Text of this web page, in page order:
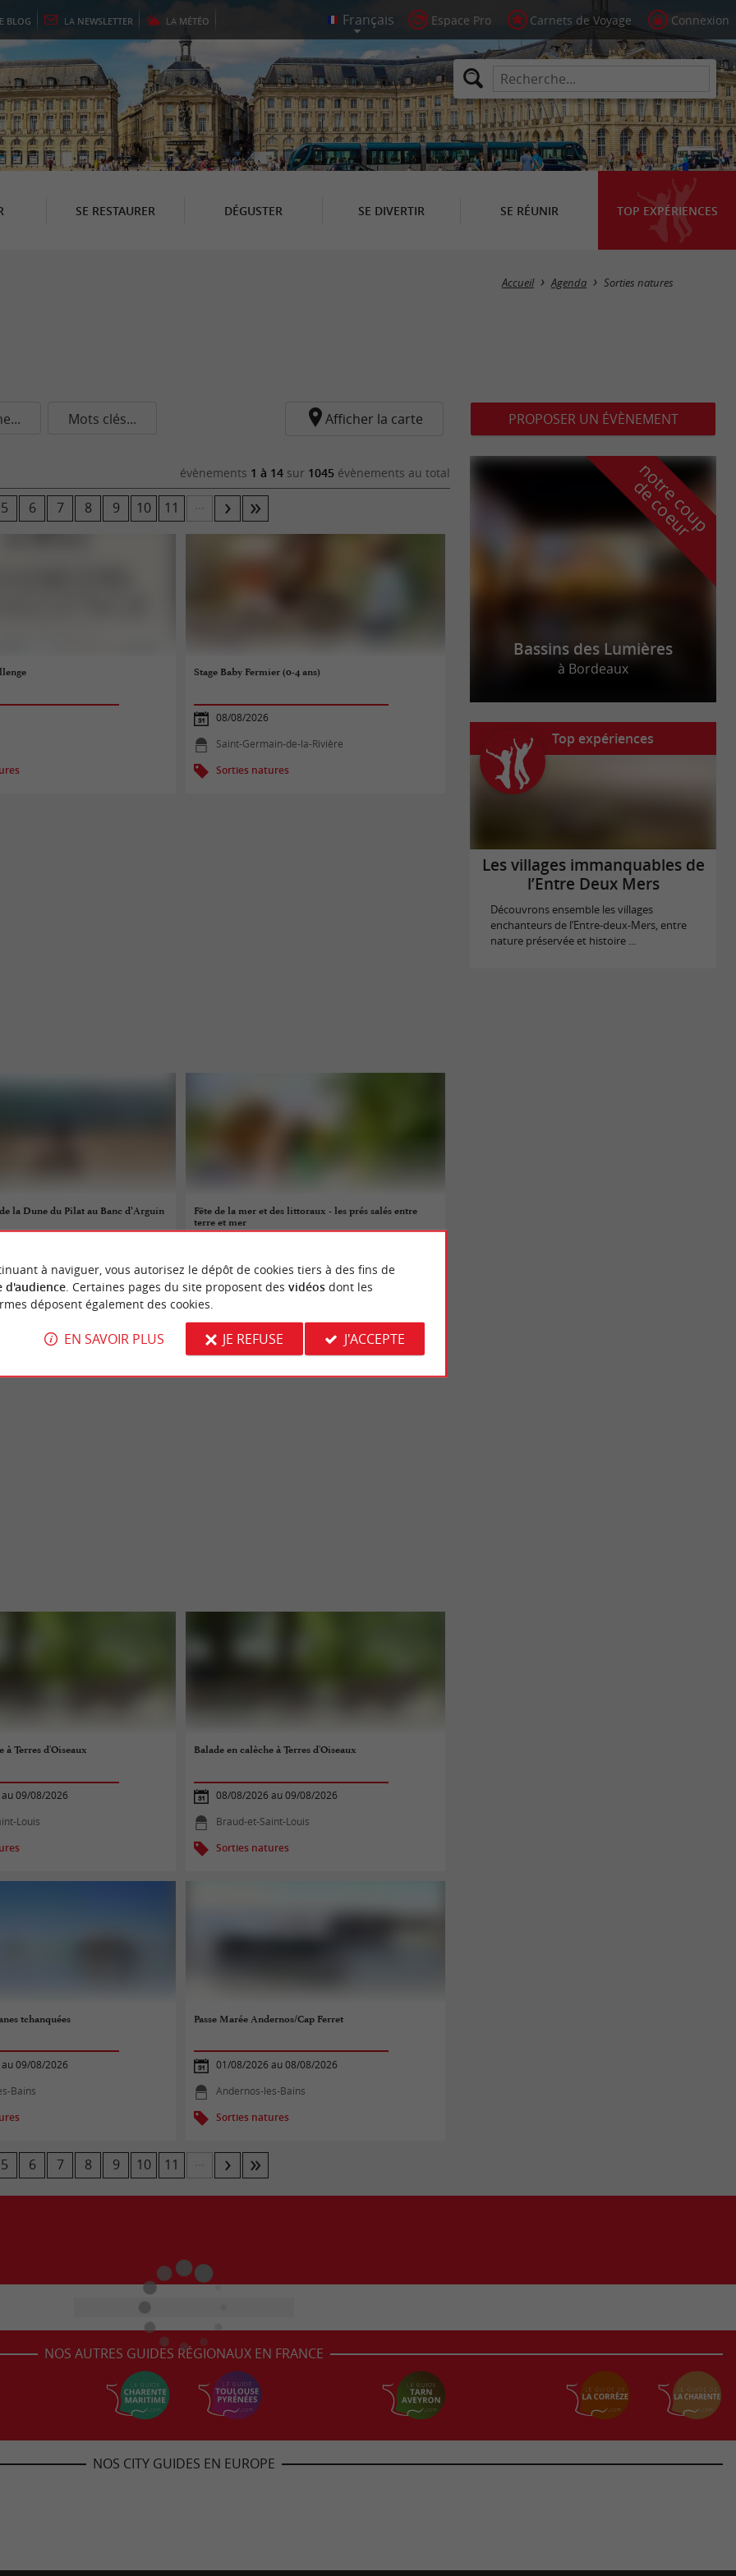
BLOG LA NEWSLETTER LA MÉTÉO Espace Pro Carnets de Voyage Connexion
SE RESTAURER DÉGUSTER SE DIVERTIR SE RÉUNIR TOP EXPÉRIENCES
Accueil Agenda Sorties natures
Mots clés... Afficher la carte
évènements 1 à 14 sur 1045 évènements au total
5 6 7 8 9 10 11
Stage Baby Fermier (0-4 ans)
08/08/2026
Saint-Germain-de-la-Rivière
Sorties natures
la Dune du Pilat au Banc d’Arguin
Buch
Fête de la mer et des littoraux - les prés salés entre
terre et mer
Arès
à Terres d'Oiseaux
09/08/2026
Louis
Balade en calèche à Terres d'Oiseaux
08/08/2026 au 09/08/2026
Braud-et-Saint-Louis
Sorties natures
tchanquées
09/08/2026
Bains
Passe Marée Andernos/Cap Ferret
01/08/2026 au 08/08/2026
Andernos-les-Bains
Sorties natures
5 6 7 8 9 10 11
PROPOSER UN ÉVÈNEMENT
n
o
t
r
e
c
o
u
p
d
e
c
o
e
u
r
Bassins des Lumières
à Bordeaux
Top expériences
Les villages immanquables de
l’Entre Deux Mers
Découvrons ensemble les villages
enchanteurs de l’Entre-deux-Mers, entre
nature préservée et histoire ...
NOS AUTRES GUIDES RÉGIONAUX EN FRANCE
NOS CITY GUIDES EN EUROPE
à naviguer, vous autorisez le dépôt de cookies tiers à des fins de
d'audience. Certaines pages du site proposent des vidéosdont les
déposent également des cookies.
EN SAVOIR PLUS JE REFUSE J'ACCEPTE